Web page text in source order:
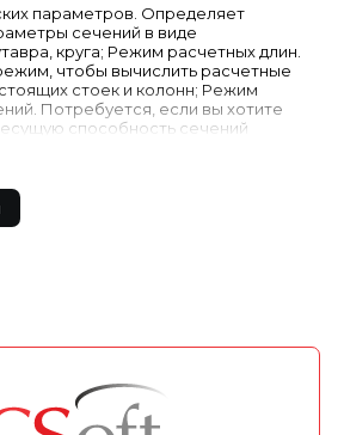
параметров. Определяет
сечений в виде
круга; Режим расчетных длин.
чтобы вычислить расчетные
стоек и колонн; Режим
Потребуется, если вы хотите
способность сечений
любого типа; Режим